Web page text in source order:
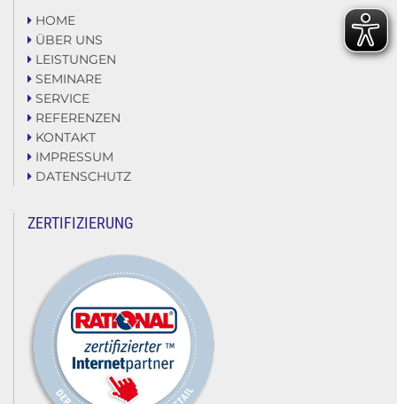
 HOME
 ÜBER UNS
 LEISTUNGEN
 SEMINARE
 SERVICE
 REFERENZEN
 KONTAKT
 IMPRESSUM
 DATENSCHUTZ
ZERTIFIZIERUNG